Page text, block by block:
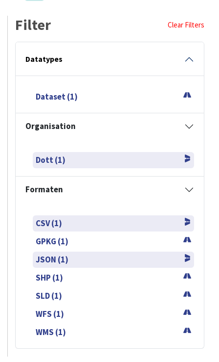
Filter Clear Filters
Datatypes
Dataset (1)
Organisation
Dott (1)
Formaten
CSV (1)
GPKG (1)
JSON (1)
SHP (1)
SLD (1)
WFS (1)
WMS (1)